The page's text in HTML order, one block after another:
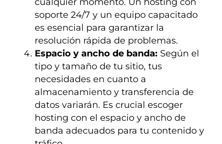
soporte 24/7 y un equipo capacitado
es esencial para garantizar la
resolución rápida de problemas.
Espacio y ancho de banda: Según el
tipo y tamaño de tu sitio, tus
necesidades en cuanto a
almacenamiento y transferencia de
datos variarán. Es crucial escoger
hosting con el espacio y ancho de
banda adecuados para tu contenido y